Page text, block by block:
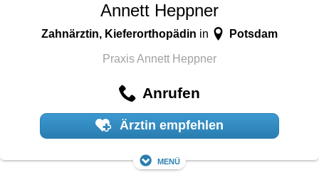
Annett Heppner
Zahnärztin, Kieferorthopädin in Potsdam
Praxis Annett Heppner
Anrufen
Ärztin empfehlen
Menü